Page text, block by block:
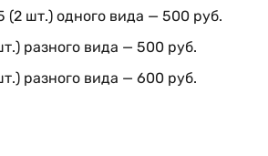
(2 шт.) одного вида — 500 руб.
разного вида — 500 руб.
разного вида — 600 руб.